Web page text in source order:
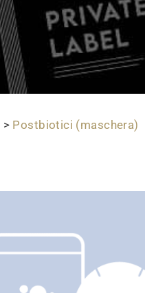
> Postbiotici (maschera)